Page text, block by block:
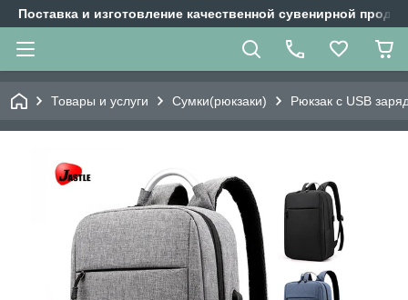
Поставка и изготовление качественной сувенирной
Товары и услуги Сумки(рюкзаки) Рюкзак с USB